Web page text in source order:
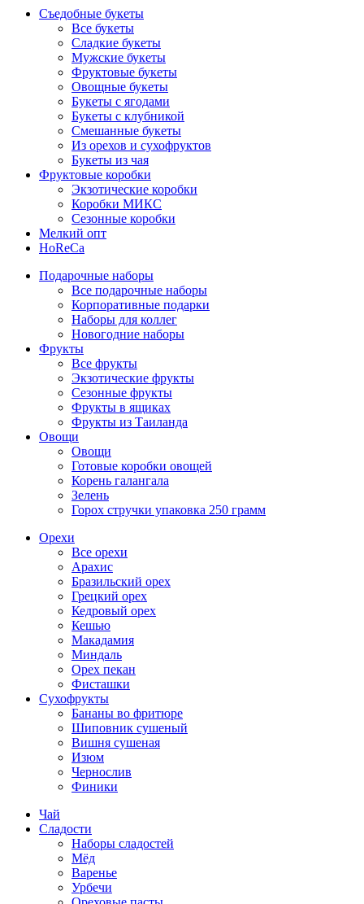
Съедобные букеты
Все букеты
Сладкие букеты
Мужские букеты
Фруктовые букеты
Овощные букеты
Букеты с ягодами
Букеты с клубникой
Смешанные букеты
Из орехов и сухофруктов
Букеты из чая
Фруктовые коробки
Экзотические коробки
Коробки МИКС
Сезонные коробки
Мелкий опт
HoReCa
Подарочные наборы
Все подарочные наборы
Корпоративные подарки
Наборы для коллег
Новогодние наборы
Фрукты
Все фрукты
Экзотические фрукты
Сезонные фрукты
Фрукты в ящиках
Фрукты из Таиланда
Овощи
Овощи
Готовые коробки овощей
Корень галангала
Зелень
Горох стручки упаковка 250 грамм
Орехи
Все орехи
Арахис
Бразильский орех
Грецкий орех
Кедровый орех
Кешью
Макадамия
Миндаль
Орех пекан
Фисташки
Сухофрукты
Бананы во фритюре
Шиповник сушеный
Вишня сушеная
Изюм
Чернослив
Финики
Чай
Сладости
Наборы сладостей
Мёд
Варенье
Урбечи